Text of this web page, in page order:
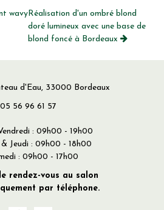
wavyRéalisation d'un ombré blond
doré lumineux avec une base de
blond foncé à Bordeaux
: 09h00 - 19h00
Jeudi : 09h00 - 18h00
: 09h00 - 17h00
d'Eau, 33000 Bordeaux
05 56 96 61 57
rendez-vous au salon
par téléphone.